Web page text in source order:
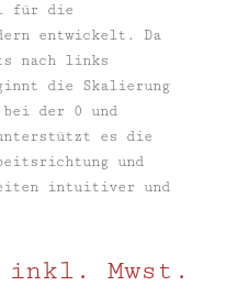
für die
entwickelt. Da
nach links
die Skalierung
der 0 und
es die
und
intuitiver und
inkl. Mwst.